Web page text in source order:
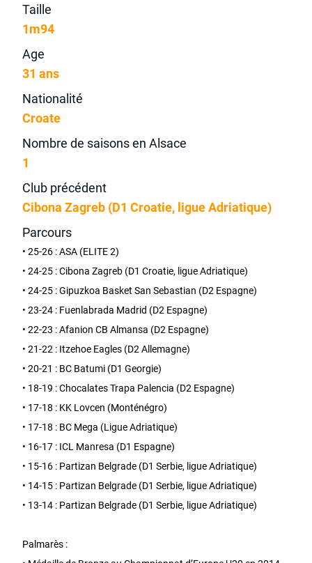
Taille
1m94
Age
31 ans
Nationalité
Croate
Nombre de saisons en Alsace
1
Club précédent
Cibona Zagreb (D1 Croatie, ligue Adriatique)
Parcours
• 25-26 : ASA (ELITE 2)
• 24-25 : Cibona Zagreb (D1 Croatie, ligue Adriatique)
• 24-25 : Gipuzkoa Basket San Sebastian (D2 Espagne)
• 23-24 : Fuenlabrada Madrid (D2 Espagne)
• 22-23 : Afanion CB Almansa (D2 Espagne)
• 21-22 : Itzehoe Eagles (D2 Allemagne)
• 20-21 : BC Batumi (D1 Georgie)
• 18-19 : Chocalates Trapa Palencia (D2 Espagne)
• 17-18 : KK Lovcen (Monténégro)
• 17-18 : BC Mega (Ligue Adriatique)
• 16-17 : ICL Manresa (D1 Espagne)
• 15-16 : Partizan Belgrade (D1 Serbie, ligue Adriatique)
• 14-15 : Partizan Belgrade (D1 Serbie, ligue Adriatique)
• 13-14 : Partizan Belgrade (D1 Serbie, ligue Adriatique)
Palmarès :